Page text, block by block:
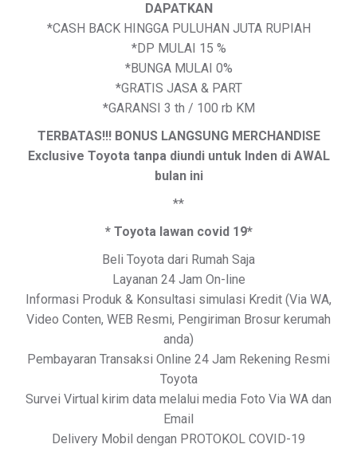
DAPATKAN
*CASH BACK HINGGA PULUHAN JUTA RUPIAH
*DP MULAI 15 %
*BUNGA MULAI 0%
*GRATIS JASA & PART
*GARANSI 3 th / 100 rb KM
TERBATAS!!! BONUS LANGSUNG MERCHANDISE
Exclusive Toyota tanpa diundi untuk Inden di AWAL
bulan ini
**
* Toyota lawan covid 19*
Beli Toyota dari Rumah Saja
Layanan 24 Jam On-line
Informasi Produk & Konsultasi simulasi Kredit (Via WA,
Video Conten, WEB Resmi, Pengiriman Brosur kerumah
anda)
Pembayaran Transaksi Online 24 Jam Rekening Resmi
Toyota
Survei Virtual kirim data melalui media Foto Via WA dan
Email
Delivery Mobil dengan PROTOKOL COVID-19